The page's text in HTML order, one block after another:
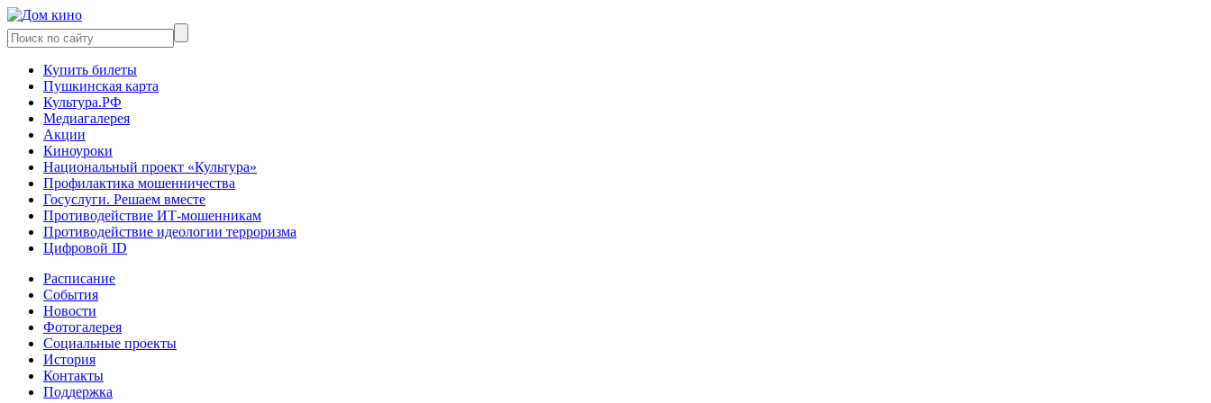
Купить билеты
Пушкинская карта
Культура.РФ
Медиагалерея
Акции
Киноуроки
Национальный проект «Культура»
Профилактика мошенничества
Госуслуги. Решаем вместе
Противодействие ИТ-мошенникам
Противодействие идеологии терроризма
Цифровой ID
Расписание
События
Новости
Фотогалерея
Социальные проекты
История
Контакты
Поддержка